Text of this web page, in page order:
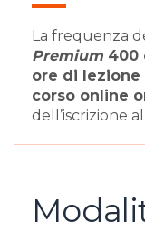
La frequenza
Premium 400
ore di lezione
corso online
dell’iscrizione